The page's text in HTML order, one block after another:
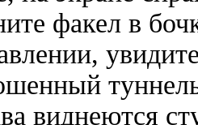
факел в
виднеются